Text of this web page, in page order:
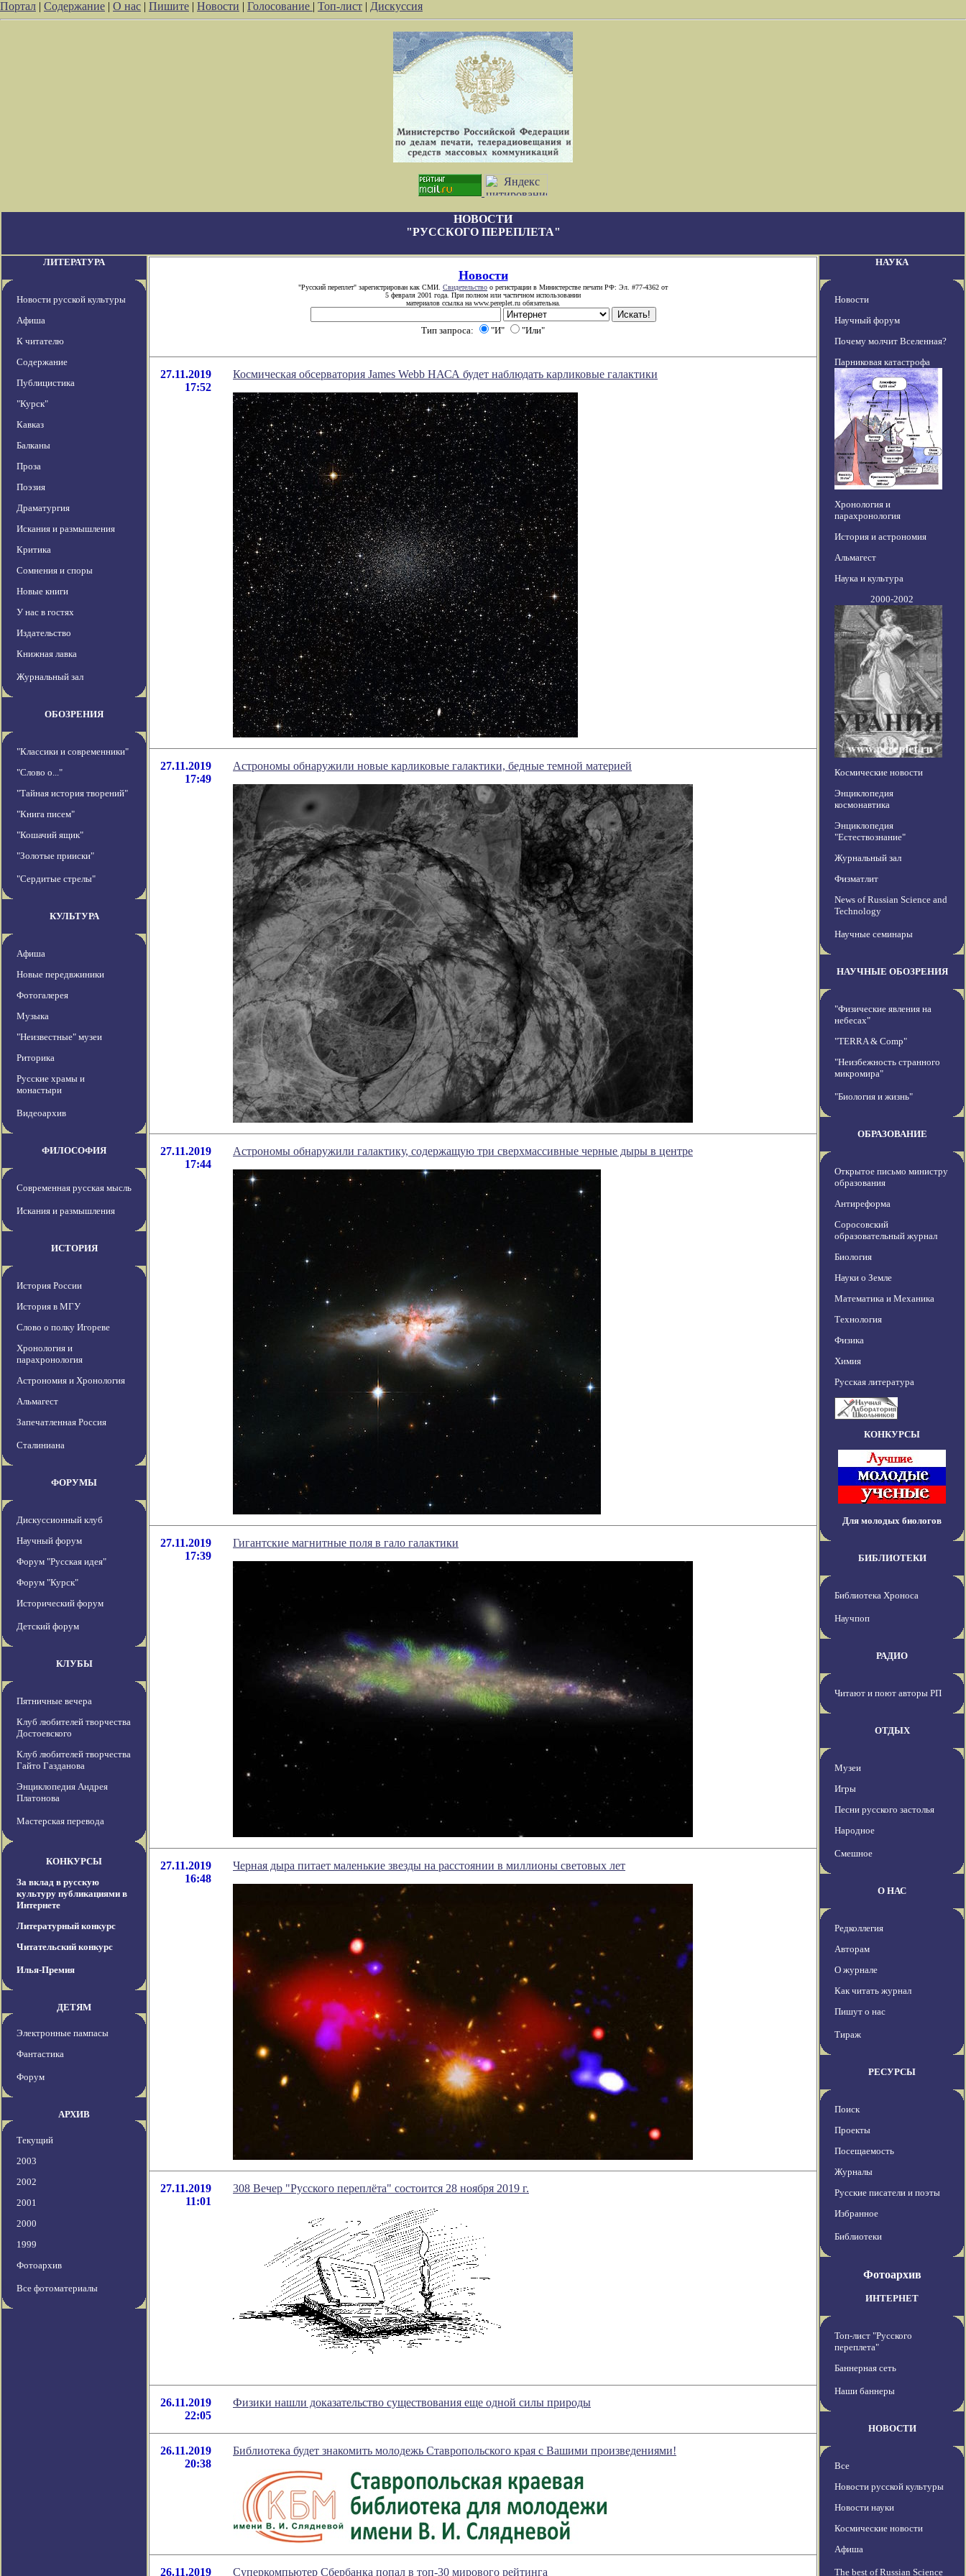
Портал | Содержание | О нас | Пишите | Новости | Голосование | Топ-лист | Дискуссия
НОВОСТИ
"РУССКОГО ПЕРЕПЛЕТА"
ЛИТЕРАТУРА
Новости русской культуры
Афиша
К читателю
Содержание
Публицистика
"Курск"
Кавказ
Балканы
Проза
Поэзия
Драматургия
Искания и размышления
Критика
Сомнения и споры
Новые книги
У нас в гостях
Издательство
Книжная лавка
Журнальный зал
ОБОЗРЕНИЯ
"Классики и современники"
"Слово о..."
"Тайная история творений"
"Книга писем"
"Кошачий ящик"
"Золотые прииски"
"Сердитые стрелы"
КУЛЬТУРА
Афиша
Новые передвжиники
Фотогалерея
Музыка
"Неизвестные" музеи
Риторика
Русские храмы и
монастыри
Видеоархив
ФИЛОСОФИЯ
Современная русская мысль
Искания и размышления
ИСТОРИЯ
История России
История в МГУ
Слово о полку Игореве
Хронология и
парахронология
Астрономия и Хронология
Альмагест
Запечатленная Россия
Сталиниана
ФОРУМЫ
Дискуссионный клуб
Научный форум
Форум "Русская идея"
Форум "Курск"
Исторический форум
Детский форум
КЛУБЫ
Пятничные вечера
Клуб любителей творчества
Достоевского
Клуб любителей творчества
Гайто Газданова
Энциклопедия Андрея
Платонова
Мастерская перевода
КОНКУРСЫ
За вклад в русскую
культуру публикациями в
Интернете
Литературный конкурс
Читательский конкурс
Илья-Премия
ДЕТЯМ
Электронные пампасы
Фантастика
Форум
АРХИВ
Текущий
2003
2002
2001
2000
1999
Фотоархив
Все фотоматериалы
Новости
"Русский переплет" зарегистрирован как СМИ. Свидетельство о регистрации в Министерстве печати РФ: Эл. #77-4362 от
5 февраля 2001 года. При полном или частичном использовании
материалов ссылка на www.pereplet.ru обязательна.
Тип запроса: "И" "Или"
27.11.2019
17:52
Космическая обсерватория James Webb НАСА будет наблюдать карликовые галактики
27.11.2019
17:49
Астрономы обнаружили новые карликовые галактики, бедные темной материей
27.11.2019
17:44
Астрономы обнаружили галактику, содержащую три сверхмассивные черные дыры в центре
27.11.2019
17:39
Гигантские магнитные поля в гало галактики
27.11.2019
16:48
Черная дыра питает маленькие звезды на расстоянии в миллионы световых лет
27.11.2019
11:01
308 Вечер "Русского переплёта" состоится 28 ноября 2019 г.
26.11.2019
22:05
Физики нашли доказательство существования еще одной силы природы
26.11.2019
20:38
Библиотека будет знакомить молодежь Ставропольского края с Вашими произведениями!
26.11.2019 Суперкомпьютер Сбербанка попал в топ-30 мирового рейтинга
НАУКА
Новости
Научный форум
Почему молчит Вселенная?
Парниковая катастрофа
Хронология и
парахронология
История и астрономия
Альмагест
Наука и культура
2000-2002
Космические новости
Энциклопедия
космонавтика
Энциклопедия
"Естествознание"
Журнальный зал
Физматлит
News of Russian Science and
Technology
Научные семинары
НАУЧНЫЕ ОБОЗРЕНИЯ
"Физические явления на
небесах"
"TERRA & Comp"
"Неизбежность странного
микромира"
"Биология и жизнь"
ОБРАЗОВАНИЕ
Открытое письмо министру
образования
Антиреформа
Соросовский
образовательный журнал
Биология
Науки о Земле
Математика и Механика
Технология
Физика
Химия
Русская литература
КОНКУРСЫ
Для молодых биологов
БИБЛИОТЕКИ
Библиотека Хроноса
Научпоп
РАДИО
Читают и поют авторы РП
ОТДЫХ
Музеи
Игры
Песни русского застолья
Народное
Смешное
О НАС
Редколлегия
Авторам
О журнале
Как читать журнал
Пишут о нас
Тираж
РЕСУРСЫ
Поиск
Проекты
Посещаемость
Журналы
Русские писатели и поэты
Избранное
Библиотеки
Фотоархив
ИНТЕРНЕТ
Топ-лист "Русского
переплета"
Баннерная сеть
Наши баннеры
НОВОСТИ
Все
Новости русской культуры
Новости науки
Космические новости
Афиша
The best of Russian Science